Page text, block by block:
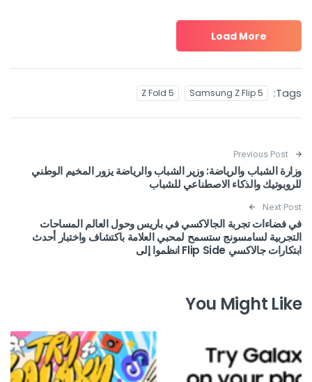
Load More
Tags:
Samsung Z Flip 5
Z Fold 5
Post navigation
Previous Post
وزارة الشباب والرياضة: وزير الشباب والرياضة يزور المخيم الوطني
للروبوتيك والذكاء الاصطناعي للشباب
Next Post
في فضاءات تجربة الجالاكسي في باريس وحول العالم المساحات
التجربية لسامسونج ستسمح لمحبي العلامة باكتشاف واختبار أحدث
ابتكارات جالاكسي Flip Side انظموا إلى
You Might Like